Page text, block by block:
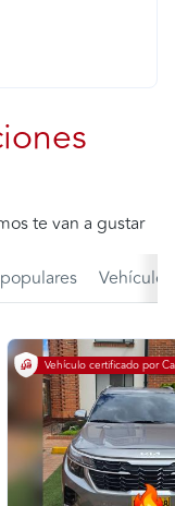
te van a gustar
Vehículo certificado por